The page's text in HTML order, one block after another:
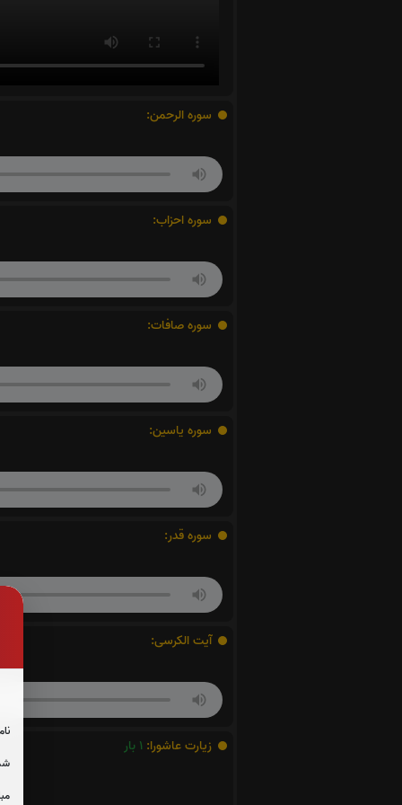
سوره الرحمن:
سوره احزاب:
سوره صافات:
سوره یاسین:
سوره قدر:
آیت الکرسی:
زیارت عاشورا: 1 بار